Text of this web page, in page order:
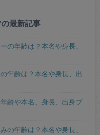
の最新記事
の年齢は？本名や身長、
年齢は？本名や身長、出
齢や本名、身長、出身プ
の年齢は？本名や身長、